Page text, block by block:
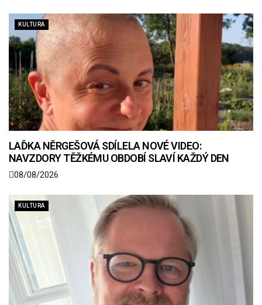
KULTURA
LAĎKA NĚRGEŠOVÁ SDÍLELA NOVÉ VIDEO:
NAVZDORY TĚŽKÉMU OBDOBÍ SLAVÍ KAŽDÝ DEN
08/08/2026
KULTURA